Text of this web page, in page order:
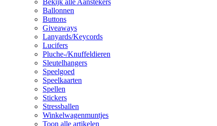
Bekijk alle Aanstekers
Ballonnen
Buttons
Giveaways
Lanyards/Keycords
Lucifers
Pluche-/Knuffeldieren
Sleutelhangers
Speelgoed
Speelkaarten
Spellen
Stickers
Stressballen
Winkelwagenmuntjes
Toon alle artikelen